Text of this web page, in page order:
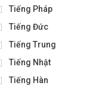
Tiếng Pháp
Tiếng Đức
Tiếng Trung
Tiếng Nhật
Tiếng Hàn